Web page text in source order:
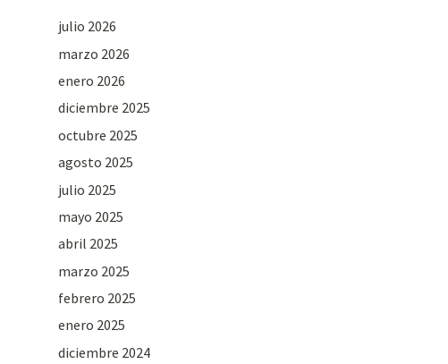
julio 2026
marzo 2026
enero 2026
diciembre 2025
octubre 2025
agosto 2025
julio 2025
mayo 2025
abril 2025
marzo 2025
febrero 2025
enero 2025
diciembre 2024